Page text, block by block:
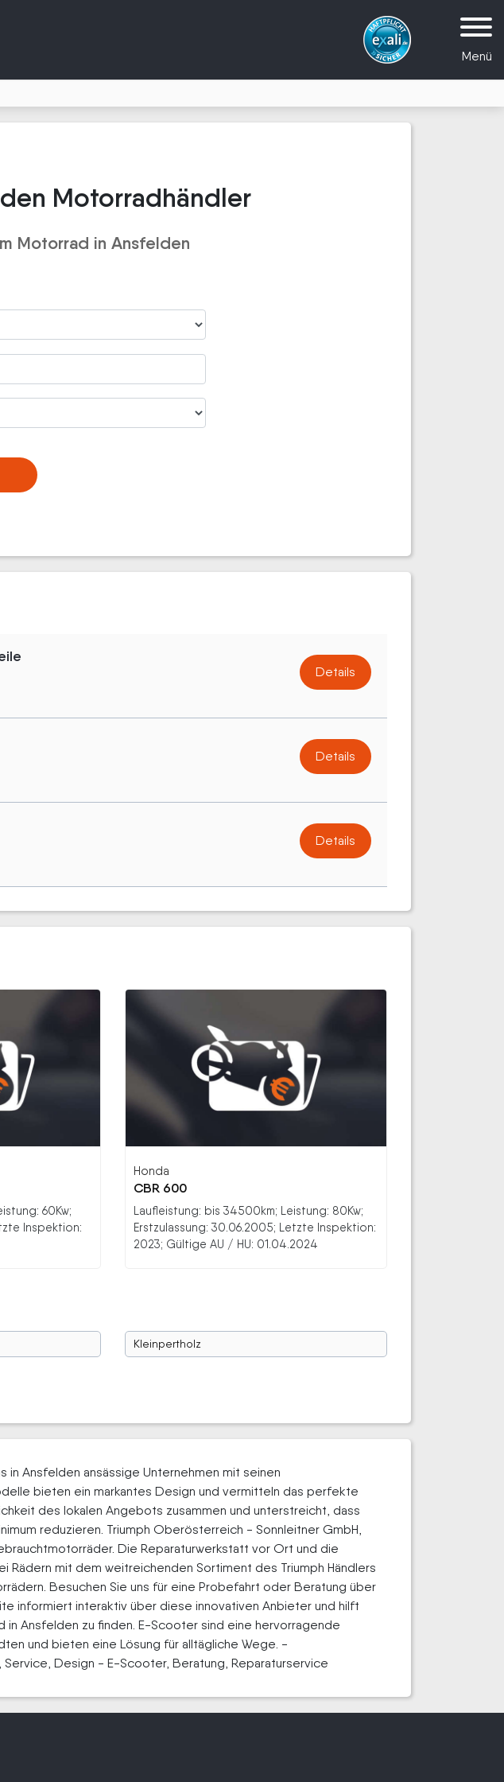
Menü
Motorradhändler
Motorrad in Ansfelden
Details
Details
Details
60Kw;
Inspektion:
Honda
CBR 600
Laufleistung: bis 34500km; Leistung: 80Kw;
Erstzulassung: 30.06.2005; Letzte Inspektion:
2023; Gültige AU / HU: 01.04.2024
Kleinpertholz
Ansfelden ansässige Unternehmen mit seinen
bieten ein markantes Design und vermitteln das perfekte
des lokalen Angebots zusammen und unterstreicht, dass
reduzieren. Triumph Oberösterreich - Sonnleitner GmbH,
Die Reparaturwerkstatt vor Ort und die
Rädern mit dem weitreichenden Sortiment des Triumph Händlers
Besuchen Sie uns für eine Probefahrt oder Beratung über
informiert interaktiv über diese innovativen Anbieter und hilft
Ansfelden zu finden. E-Scooter sind eine hervorragende
und bieten eine Lösung für alltägliche Wege. -
Design - E-Scooter, Beratung, Reparaturservice